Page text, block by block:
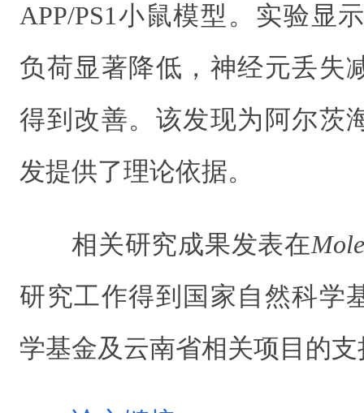
APP/PS1小鼠模型。实验显
负荷显著降低，神经元丢失
得到改善。该发现为阿尔茨
发提供了理论依据。
相关研究成果发表在
研究工作得到国家自然科学
学基金及云南省相关项目的支